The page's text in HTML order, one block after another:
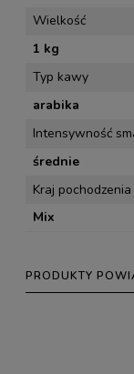
Wielkość
1 kg
Typ kawy
arabika
Intensywność
średnie
Kraj pochodzenia
Mix
PRODUKTY